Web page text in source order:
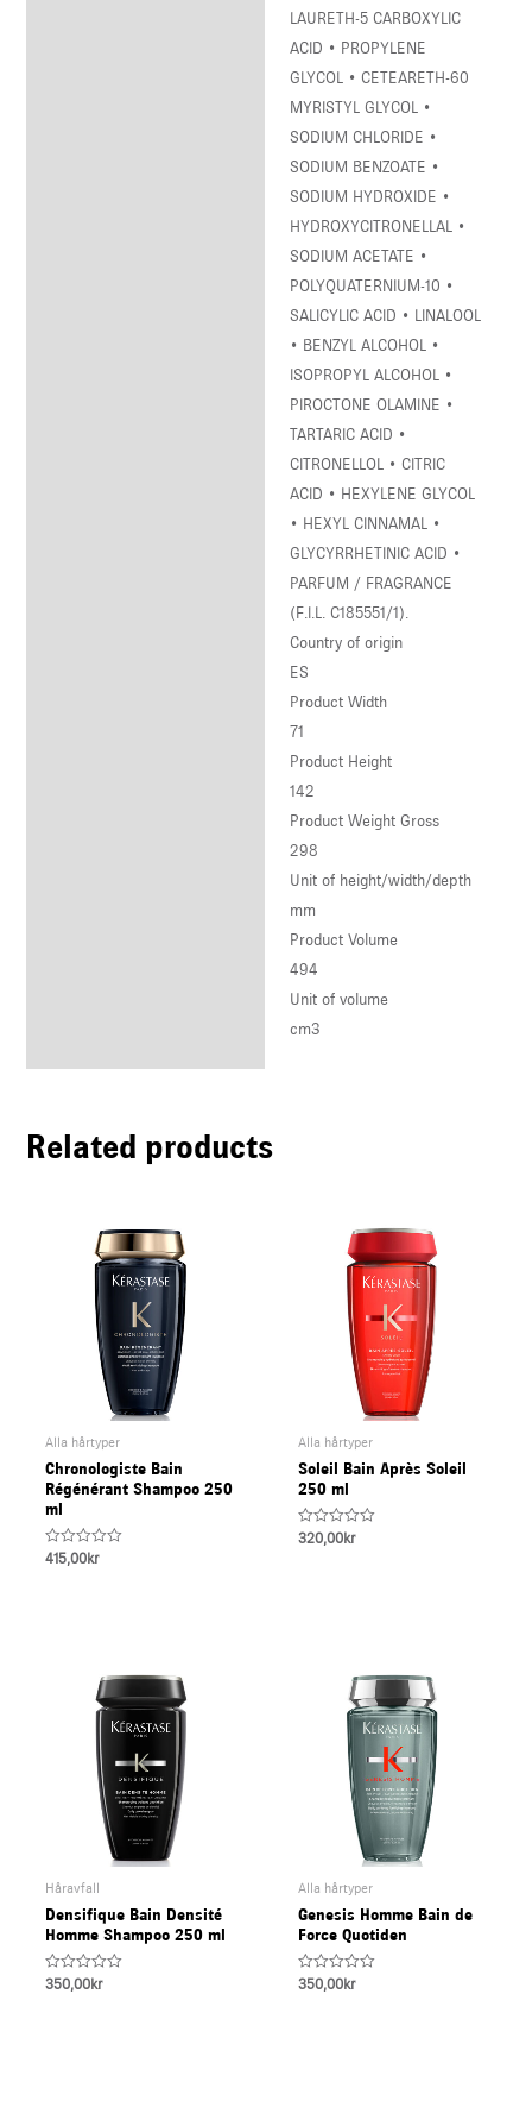
LAURETH-5 CARBOXYLIC
ACID • PROPYLENE
GLYCOL • CETEARETH-60
MYRISTYL GLYCOL •
SODIUM CHLORIDE •
SODIUM BENZOATE •
SODIUM HYDROXIDE •
HYDROXYCITRONELLAL •
SODIUM ACETATE •
POLYQUATERNIUM-10 •
SALICYLIC ACID • LINALOOL
• BENZYL ALCOHOL •
ISOPROPYL ALCOHOL •
PIROCTONE OLAMINE •
TARTARIC ACID •
CITRONELLOL • CITRIC
ACID • HEXYLENE GLYCOL
• HEXYL CINNAMAL •
GLYCYRRHETINIC ACID •
PARFUM / FRAGRANCE
(F.I.L. C185551/1).
Country of origin
ES
Product Width
71
Product Height
142
Product Weight Gross
298
Unit of height/width/depth
mm
Product Volume
494
Unit of volume
cm3
Related products
Alla hårtyper
Chronologiste Bain
Régénérant Shampoo 250
ml
Rated
415,00kr
Alla hårtyper
Soleil Bain Après Soleil
250 ml
Rated
320,00kr
Håravfall
Densifique Bain Densité
Homme Shampoo 250 ml
Rated
350,00kr
Alla hårtyper
Genesis Homme Bain de
Force Quotiden
Rated
350,00kr